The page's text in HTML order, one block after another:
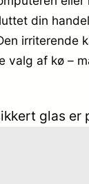
din
irriterende
valg af kø –
glas